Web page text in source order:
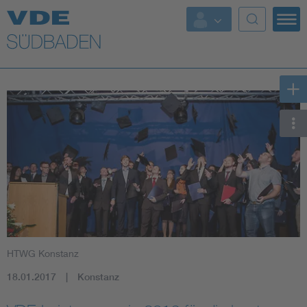
Top Themen
Fokusthemen
Energy
AI & Digital Trust
Health
HTWG Konstanz
18.01.2017 Konstanz